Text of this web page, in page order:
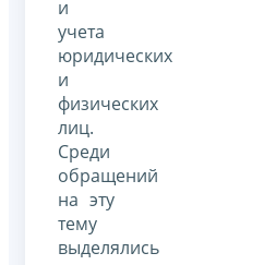
и
учета
юридических
и
физических
лиц.
Среди
обращений
на эту
тему
выделялись